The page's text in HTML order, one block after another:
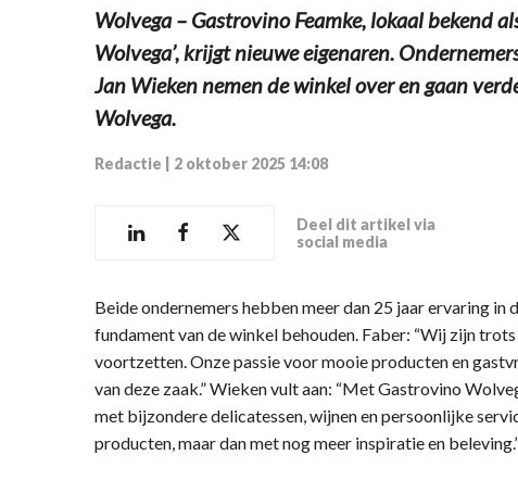
Wolvega – Gastrovino Feamke, lokaal bekend
Wolvega’, krijgt nieuwe eigenaren.
Jan Wieken nemen de winkel over en gaan
Wolvega.
Redactie 2 oktober 2025 14:08
Deel dit artikel via
social media
Beide ondernemers hebben meer dan 25 jaar ervaring in
fundament van de winkel behouden. Faber: “Wij zijn
voortzetten. Onze passie voor mooie producten en
van deze zaak.” Wieken vult aan: “Met Gastrovino
met bijzondere delicatessen, wijnen en persoonlijke
producten, maar dan met nog meer inspiratie en